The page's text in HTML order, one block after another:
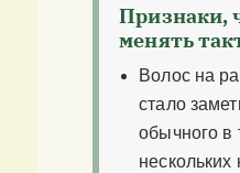
Признаки,
менять
Волос на
стало
обычного в
нескольких